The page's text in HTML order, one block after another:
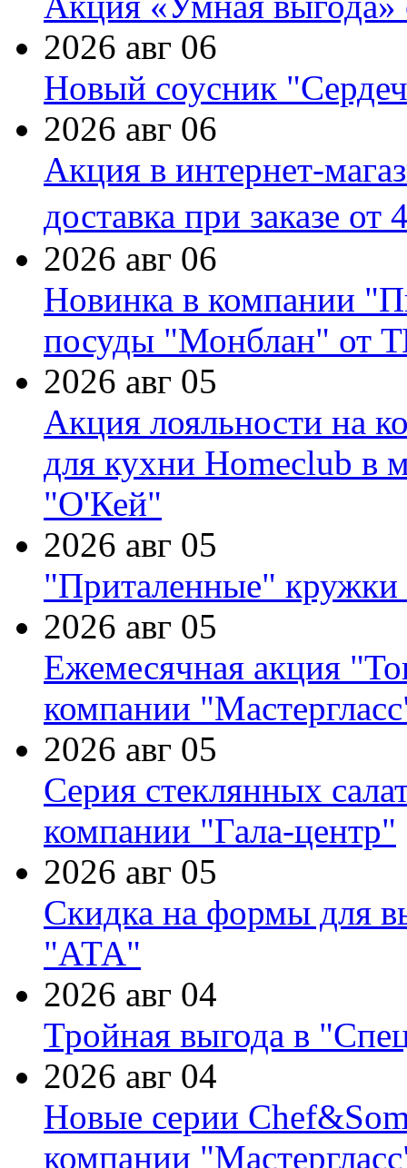
2026 авг 06
Новый соусник
2026 авг 06
Акция в интернет-
доставка при заказе от
2026 авг 06
Новинка в компании
посуды "Монблан" от
2026 авг 05
Акция лояльности на
для кухни Homeclub в
"О'Кей"
2026 авг 05
"Приталенные" кружки
2026 авг 05
Ежемесячная акция
компании
2026 авг 05
Серия стеклянных
компании "Гала-центр"
2026 авг 05
Скидка на формы для
"АТА"
2026 авг 04
Тройная выгода в
2026 авг 04
Новые серии
компании